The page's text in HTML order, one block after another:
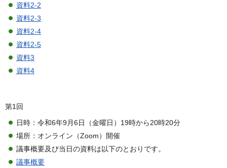
資料2-2
資料2-3
資料2-4
資料2-5
資料3
資料4
第1回
日時：令和6年9月6日（金曜日）19時から20時20分
場所：オンライン（Zoom）開催
議事概要及び当日の資料は以下のとおりです。
議事概要